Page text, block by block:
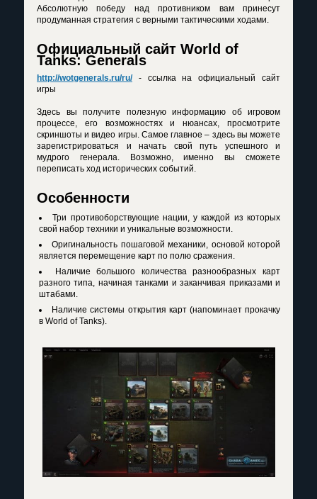
Абсолютную победу над противником вам принесут
продуманная стратегия с верными тактическими ходами.
Официальный сайт World of
Tanks: Generals
http://wotgenerals.ru/ru/- ссылка на официальный сайт
игры
Здесь вы получите полезную информацию об игровом
процессе, его возможностях и нюансах, просмотрите
скриншоты и видео игры. Самое главное – здесь вы можете
зарегистрироваться и начать свой путь успешного и
мудрого генерала. Возможно, именно вы сможете
переписать ход исторических событий.
Особенности
Три противоборствующие нации, у каждой из которых
свой набор техники и уникальные возможности.
Оригинальность пошаговой механики, основой которой
является перемещение карт по полю сражения.
Наличие большого количества разнообразных карт
разного типа, начиная танками и заканчивая приказами и
штабами.
Наличие системы открытия карт (напоминает прокачку
в World of Tanks).